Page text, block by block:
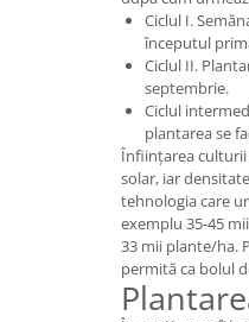
Ciclul I.
începutul
Ciclul II.
septembrie.
Ciclul
plantarea se
Înființarea culturii
solar, iar
tehnologia care
exemplu 35-45
33 mii plante/ha.
permită ca bolul